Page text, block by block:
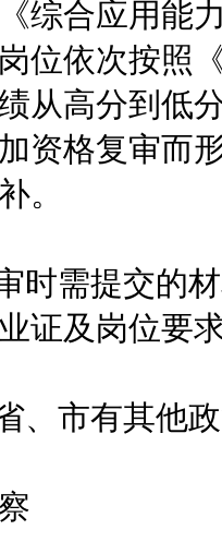
综合应用能
位依次按照
从高分到低
资格复审而
。
需提交的材
证及岗位要
市有其他政